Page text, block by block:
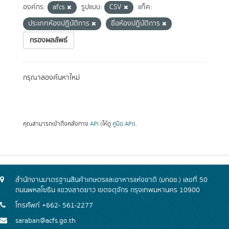
องค์กร: afcs รูปแบบ: CSV
แท็ค:
ประเภทห้องปฏิบัติการ
ชื่อห้องปฏิบัติการ
กรองผลลัพธ์
กรุณาลองค้นหาใหม่
คุณสามารถเข้าถึงคลังทาง API (ให้ดู คู่มือ API).
สำนักงานมาตรฐานสินค้าเกษตรและอาหารแห่งชาติ (มกอช.) เลขที่ 50
ถนนพหลโยธิน แขวงลาดยาว เขตจตุจักร กรุงเทพมหานคร 10900
โทรศัพท์ +662- 561-2277
saraban@acfs.go.th